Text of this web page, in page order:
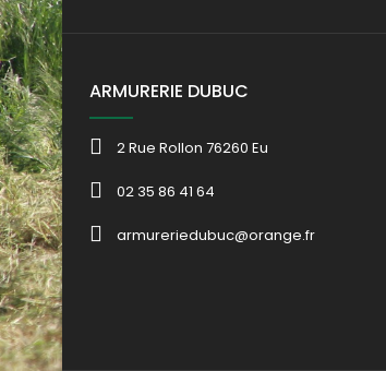
ARMURERIE DUBUC
2 Rue Rollon 76260 Eu
02 35 86 41 64
armureriedubuc@orange.fr